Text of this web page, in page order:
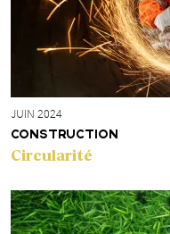
JUIN 2024
CONSTRUCTION
Circularité